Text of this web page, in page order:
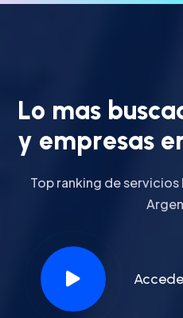
Lo mas busca
y empresas e
Top ranking de